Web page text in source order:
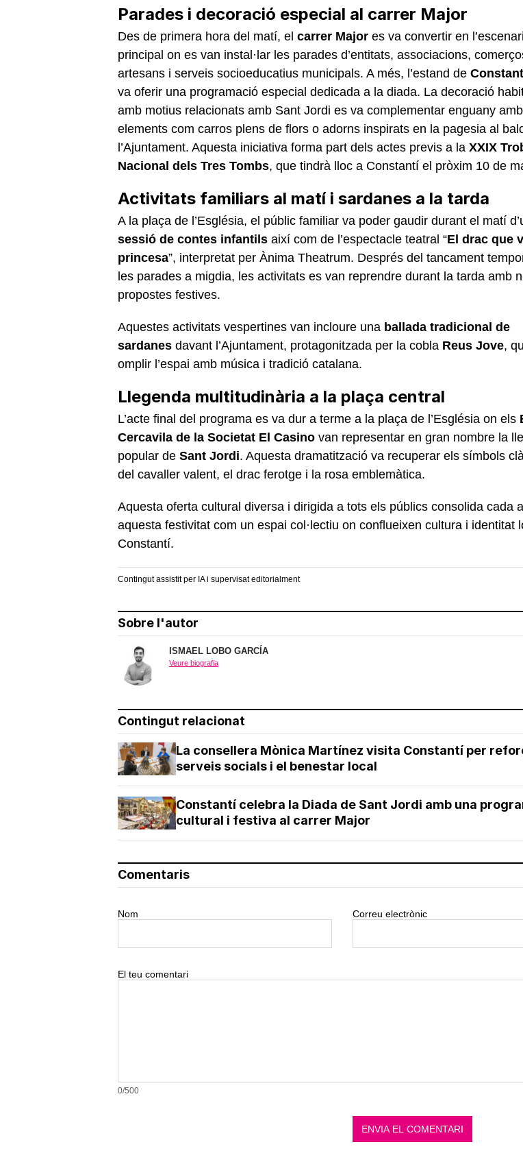
Parades i decoració especial al carrer Major
Des de primera hora del matí, el carrer Major es va convertir en l’escenari
principal on es van instal·lar les parades d’entitats, associacions,
artesans i serveis socioeducatius municipals. A més, l’estand de
va oferir una programació especial dedicada a la diada. La decoració
amb motius relacionats amb Sant Jordi es va complementar enguany amb
elements com carros plens de flors o adorns inspirats en la pagesia al
l’Ajuntament. Aquesta iniciativa forma part dels actes previs a la XXIX
Nacional dels Tres Tombs, que tindrà lloc a Constantí el pròxim 10 de
Activitats familiars al matí i sardanes a la tarda
A la plaça de l’Església, el públic familiar va poder gaudir durant el matí
sessió de contes infantils així com de l’espectacle teatral “El drac que
princesa”, interpretat per Ànima Theatrum. Després del tancament
les parades a migdia, les activitats es van reprendre durant la tarda amb
propostes festives.
Aquestes activitats vespertines van incloure una ballada tradicional de
sardanes davant l’Ajuntament, protagonitzada per la cobla Reus Jove,
omplir l’espai amb música i tradició catalana.
Llegenda multitudinària a la plaça central
L’acte final del programa es va dur a terme a la plaça de l’Església on els
Cercavila de la Societat El Casino van representar en gran nombre la
popular de Sant Jordi. Aquesta dramatització va recuperar els símbols
del cavaller valent, el drac ferotge i la rosa emblemàtica.
Aquesta oferta cultural diversa i dirigida a tots els públics consolida cada
aquesta festivitat com un espai col·lectiu on conflueixen cultura i identitat
Constantí.
Contingut assistit per IA i supervisat editorialment
Sobre l'autor
ISMAEL LOBO GARCÍA
Veure biografia
Corepunk MMORPG
Un verdadero MMORPG de la
antes, pero mejor!